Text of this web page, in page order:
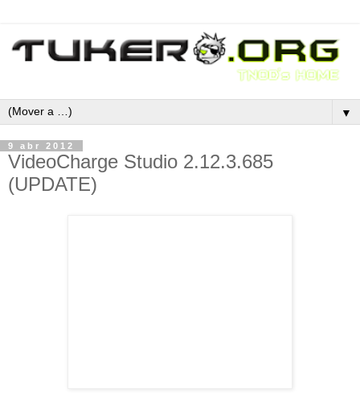
▼
9 abr 2012
VideoCharge Studio 2.12.3.685
(UPDATE)